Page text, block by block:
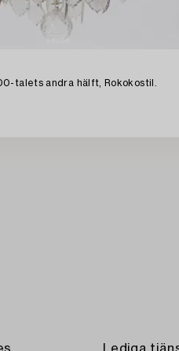
talets andra hälft, Rokokostil.